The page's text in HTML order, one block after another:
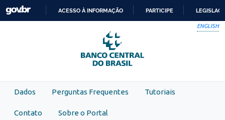
Skip to main content
PARA
O
CONTEÚDO
ACESSO À INFORMAÇÃO PARTICIPE
ENGLISH
Dados Perguntas Frequentes Tutoriais
Contato Sobre o Portal